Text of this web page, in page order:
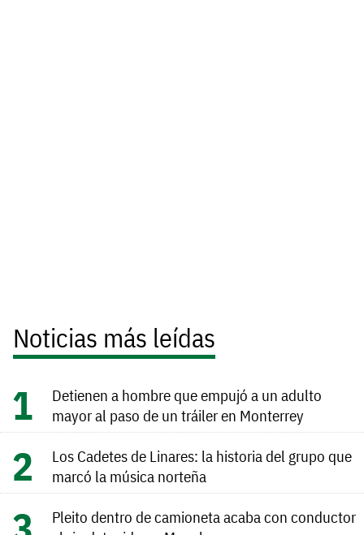
Noticias más leídas
Detienen a hombre que empujó a un adulto
mayor al paso de un tráiler en Monterrey
Los Cadetes de Linares: la historia del grupo que
marcó la música norteña
Pleito dentro de camioneta acaba con conductor